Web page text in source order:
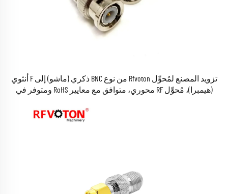
تزويد المصنع لمُحوِّل Rfvoton من نوع BNC ذكري (ماشو) إلى F أنثوي
(هيمبرا)، مُحوِّل RF محوري، متوافق مع معايير RoHS ومتوفر في